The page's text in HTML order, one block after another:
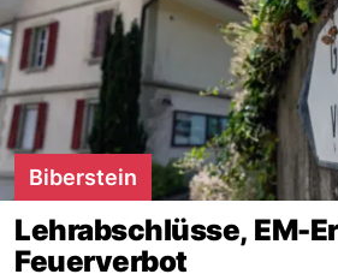
Biberstein
Lehrabschlüsse, EM-
Feuerverbot